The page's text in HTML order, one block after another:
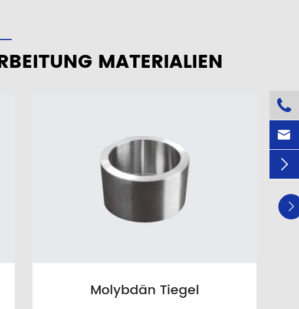
MATERIALIEN
Molybdän Tiegel



